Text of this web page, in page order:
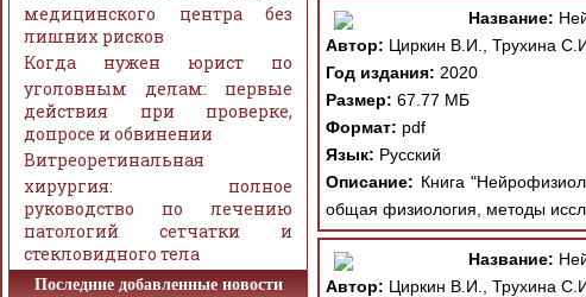
Название:
Автор: Циркин В.И., Трухина
Год издания: 2020
Размер: 67.77 МБ
Формат: pdf
Язык: Русский
Описание: Книга
общая физиология, методы
Название:
Автор: Циркин В.И., Трухина
медицинского центра без
лишних рисков
Когда нужен юрист по
уголовным делам: первые
действия при проверке,
допросе и обвинении
Витреоретинальная
хирургия: полное
руководство по лечению
патологий сетчатки и
стекловидного тела
Последние добавленные новости